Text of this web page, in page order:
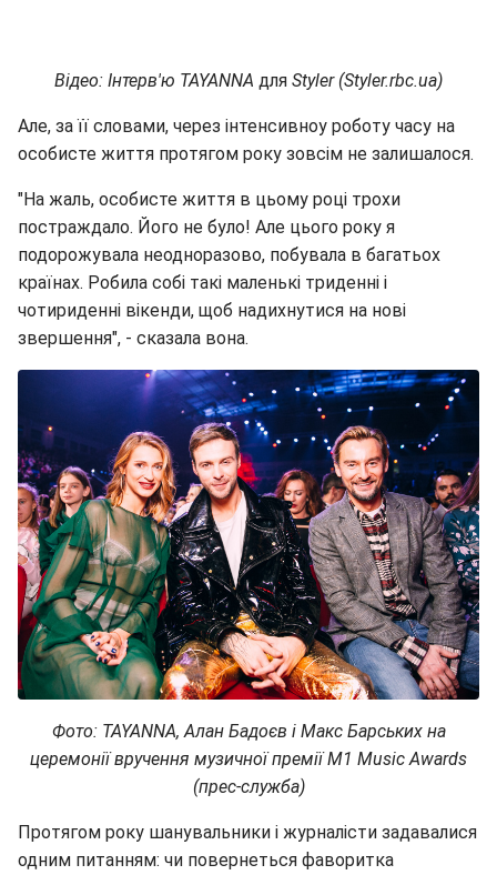
Відео: Інтерв'ю TAYANNA для Styler(Styler.rbc.ua)
Але, за її словами, через інтенсивноу роботу часу на
особисте життя протягом року зовсім не залишалося.
"На жаль, особисте життя в цьому році трохи
постраждало. Його не було! Але цього року я
подорожувала неодноразово, побувала в багатьох
країнах. Робила собі такі маленькі триденні і
чотириденні вікенди, щоб надихнутися на нові
звершення", - сказала вона.
Фото: TAYANNA, Алан Бадоєв і Макс Барських на
церемонії вручення музичної преміїM1 Music Awards
(прес-служба)
Протягом року шанувальники і журналісти задавалися
одним питанням: чи повернеться фаворитка